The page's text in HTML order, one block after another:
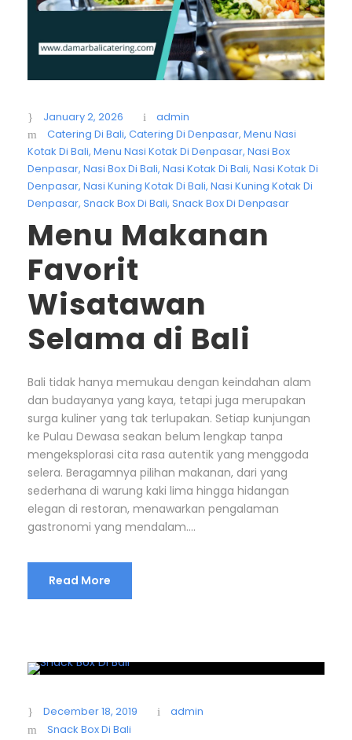
January 2, 2026
admin
Catering Di Bali, Catering Di Denpasar, Menu Nasi
Kotak Di Bali, Menu Nasi Kotak Di Denpasar, Nasi Box
Denpasar, Nasi Box Di Bali, Nasi Kotak Di Bali, Nasi Kotak Di
Denpasar, Nasi Kuning Kotak Di Bali, Nasi Kuning Kotak Di
Denpasar, Snack Box Di Bali, Snack Box Di Denpasar
Menu Makanan
Favorit
Wisatawan
Selama di Bali
Bali tidak hanya memukau dengan keindahan alam
dan budayanya yang kaya, tetapi juga merupakan
surga kuliner yang tak terlupakan. Setiap kunjungan
ke Pulau Dewasa seakan belum lengkap tanpa
mengeksplorasi cita rasa autentik yang menggoda
selera. Beragamnya pilihan makanan, dari yang
sederhana di warung kaki lima hingga hidangan
elegan di restoran, menawarkan pengalaman
gastronomi yang mendalam....
Read More
December 18, 2019
admin
Snack Box Di Bali